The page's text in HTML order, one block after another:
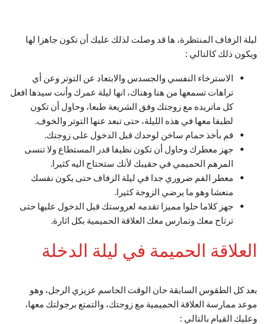
ليلة الزفاف المنتظرة، ها قد وصلت لذلك عليك أن تكون جاهزا لها
ويكون ذلك كالتالي :
الاسترخاء النفسي والجسدس والابتعاد عن التوتر وعن أي
تراهات تسمعها من هنا وهناك، انها ليلة عمرك وأنت سيدها افعل
كل ماتريده مع زوجتك وفق الشريعة طبعا، وحاول أن تكون
لطيفا معها في هذه الليلة، حتى تبعد عنها التوتر والخوف.
قم بأخذ حمام ساخن لوحدك قبل الدخول على زوجتك.
جهز معطرك وحاول أن تكون نظيفا قدر المستطاع ولا تنسى
المرهم الحميمي في حقيبك لأنك ستحتاج اليه كثيرا.
معطر الفم ضروري جدا في ليلة الزفاف حتى يكون نفسك
منعشا وهو ما يرضي الزوجة كثيرا.
جهز كلاما حلوا مميزا تقدمه لعروستك قبل الدخول عليها حتى
ترتاح معك وتمارس معك العلاقة الحميمية بكل اثارة.
العلاقة الحميمة في ليلة الدخلة
بعد كل الطقوس السابقة حان الوقت الحاسم عزيزي الرجل، وهو
موعد ممارسة العلاقة الحميمية مع زوجتك، والتمتع برجولتك معها،
وعليك القيام بالتالي :